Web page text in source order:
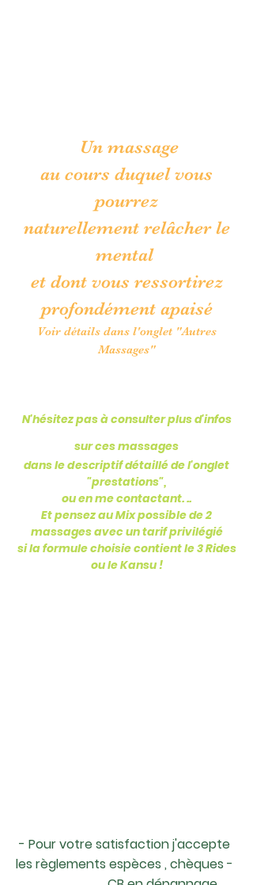
Un massage
au cours duquel vous
pourrez
naturellement relâcher le
mental
et dont vous ressortirez
profondément apaisé
Voir détails dans l'onglet "Autres
Massages"
N'hésitez pas à consulter plus d'infos
sur ces massages
dans ledescriptifdétaillé de l'onglet
"prestations",
ou en me contactant. ..
Et pensez au Mix possible de 2
massages avec un tarif privilégié
si la formule choisie contient le 3 Rides
ou le Kansu !
- Pour votre satisfaction j'accepte
les règlements espèces , chèques -